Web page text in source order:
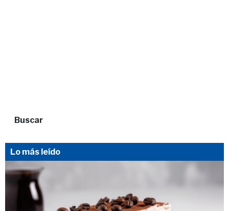
Buscar
Lo más leído